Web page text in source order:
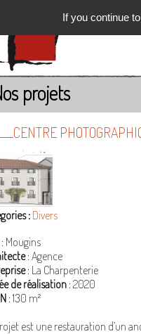
projets
CENTRE
: Divers
: Mougins
: Agence
: La Charpenterie
de réalisation: 2020
: 130 m²
est une restauration d’un
If you continue